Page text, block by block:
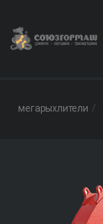
мегарыхлители